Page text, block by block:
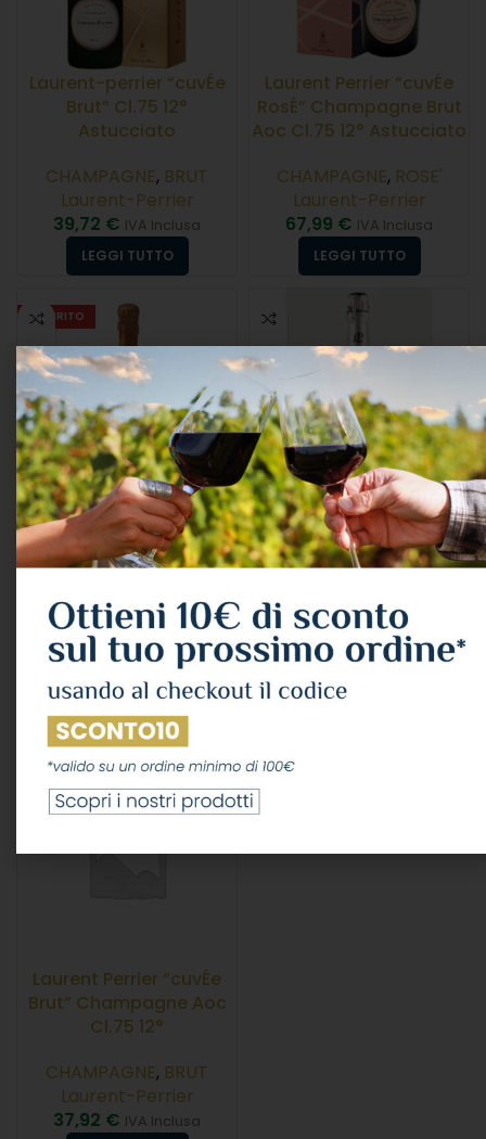
Laurent-perrier “cuvÉe
Brut” Cl.75 12°
Astucciato
CHAMPAGNE, BRUT
Laurent-Perrier
39,72 € IVA Inclusa
LEGGI TUTTO
Laurent Perrier “cuvÉe
RosÉ” Champagne Brut
Aoc Cl.75 12° Astucciato
CHAMPAGNE, ROSE'
Laurent-Perrier
67,99 € IVA Inclusa
LEGGI TUTTO
ESAURITO
Laurent Perrier “cuvÉe
RosÉ” Champagne Brut
Aoc Cl.75 12°
CHAMPAGNE,ROSE'
Laurent-Perrier
65,35
€ IVA Inclusa
LEGGI TUTTO
Laurent Perrier
Champagne Ultra Brut
Nature Aoc Cl.75
CHAMPAGNE,BRUT
Laurent-Perrier
60,21€
ESAURITO
Laurent Perrier “cuvÉe
Brut” Champagne Aoc
Cl.75 12°
CHAMPAGNE, BRUT
Laurent-Perrier
37,92 € IVA Inclusa